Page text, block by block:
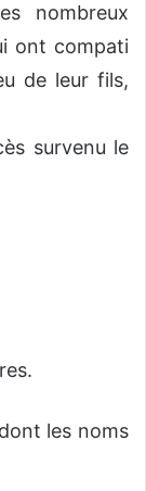
nombreux
ont compati
de leur fils,
survenu le
les noms